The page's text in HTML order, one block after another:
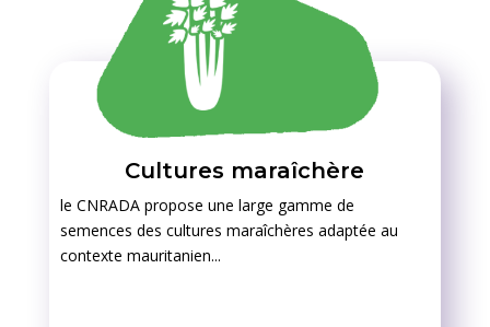
Cultures maraîchère
le CNRADA propose une large gamme de
semences des cultures maraîchères adaptée au
contexte mauritanien...